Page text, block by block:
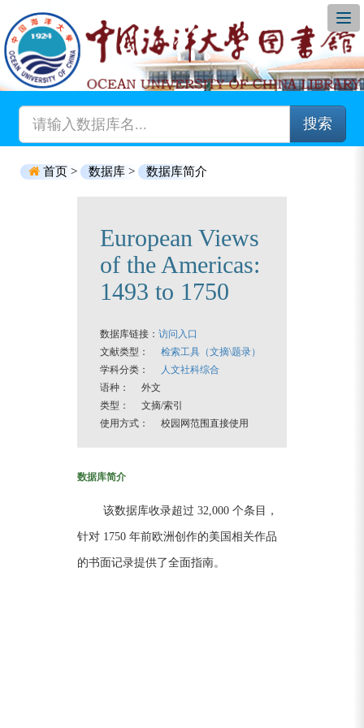
搜索
首页 > 数据库 > 数据库简介
European Views
of the Americas:
1493 to 1750
数据库链接： 访问入口
文献类型： 检索工具（文摘\题录）
学科分类：
人文社科综合
语种： 外文
类型： 文摘/索引
使用方式： 校园网范围直接使用
数据库简介
该数据库收录超过 32,000 个条目，
针对 1750 年前欧洲创作的美国相关作品
的书面记录提供了全面指南。